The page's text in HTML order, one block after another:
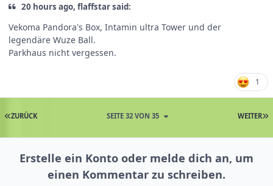
20 hours ago, flaffstar said:
Vekoma Pandora's Box, Intamin ultra Tower und der
legendäre Wuze Ball.
Parkhaus nicht vergessen.
1
ZURÜCK WEITER
SEITE 32 VON 35
Erstelle ein Konto oder melde dich an, um
einen Kommentar zu schreiben.